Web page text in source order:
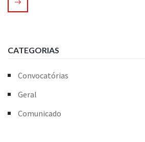
CATEGORIAS
Convocatórias
Geral
Comunicado